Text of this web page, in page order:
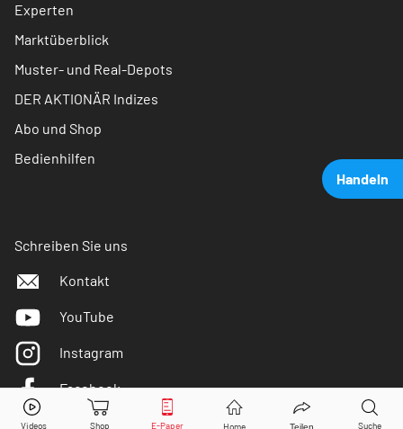
Handeln
Intel Aktie jetzt handeln?
Experten
Marktüberblick
Muster- und Real-Depots
DER AKTIONÄR Indizes
Abo und Shop
Bedienhilfen
Schreiben Sie uns
Kontakt
YouTube
Instagram
Facebook
Twitter